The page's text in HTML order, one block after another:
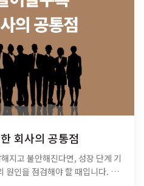
회사의 공통점
지고 불안해진다면, 성장 단계 기
원인을 점검해야 할 때입니다. 티